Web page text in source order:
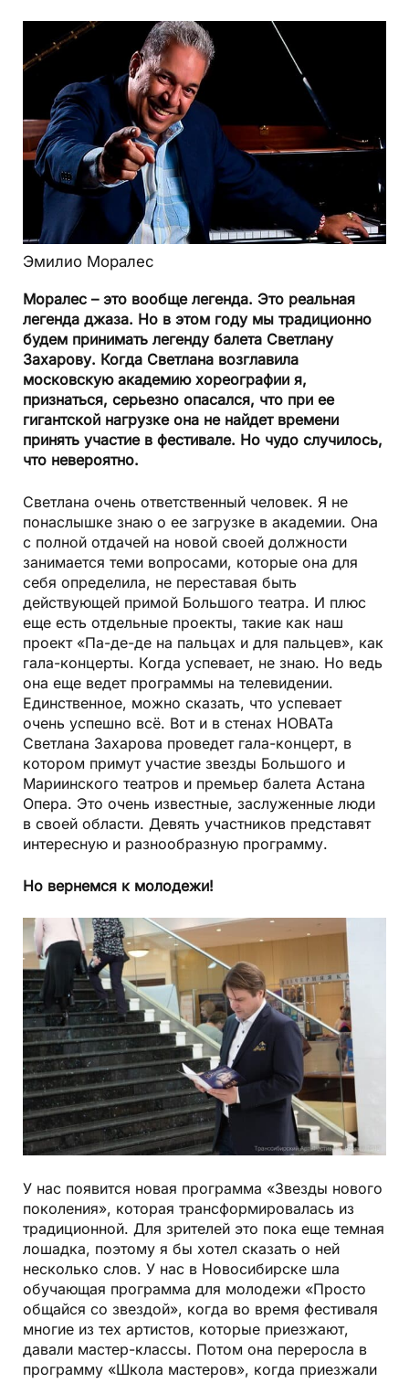
Эмилио Моралес
Моралес – это вообще легенда. Это реальная
легенда джаза. Но в этом году мы традиционно
будем принимать легенду балета Светлану
Захарову. Когда Светлана возглавила
московскую академию хореографии я,
признаться, серьезно опасался, что при ее
гигантской нагрузке она не найдет времени
принять участие в фестивале. Но чудо случилось,
что невероятно.
Светлана очень ответственный человек. Я не
понаслышке знаю о ее загрузке в академии. Она
с полной отдачей на новой своей должности
занимается теми вопросами, которые она для
себя определила, не переставая быть
действующей примой Большого театра. И плюс
еще есть отдельные проекты, такие как наш
проект «Па-де-де на пальцах и для пальцев», как
гала-концерты. Когда успевает, не знаю. Но ведь
она еще ведет программы на телевидении.
Единственное, можно сказать, что успевает
очень успешно всё. Вот и в стенах НОВАТа
Светлана Захарова проведет гала-концерт, в
котором примут участие звезды Большого и
Мариинского театров и премьер балета Астана
Опера. Это очень известные, заслуженные люди
в своей области. Девять участников представят
интересную и разнообразную программу.
Но вернемся к молодежи!
У нас появится новая программа «Звезды нового
поколения», которая трансформировалась из
традиционной. Для зрителей это пока еще темная
лошадка, поэтому я бы хотел сказать о ней
несколько слов. У нас в Новосибирске шла
обучающая программа для молодежи «Просто
общайся со звездой», когда во время фестиваля
многие из тех артистов, которые приезжают,
давали мастер-классы. Потом она переросла в
программу «Школа мастеров», когда приезжали